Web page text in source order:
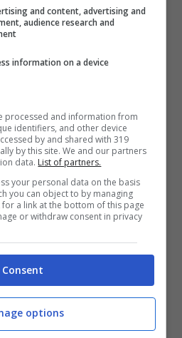
Fialdini
il suo posto, il nome
Island, dopo la
: una coppia
and content, advertising and
audience research and
information on a device
processed and information from
identifiers, and other device
by and shared with 319
by this site. We and our partners
data. List of partners.
your personal data on the basis
you can object to by managing
a link at the bottom of this page
or withdraw consent in privacy
Consent
options